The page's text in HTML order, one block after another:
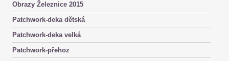
Obrazy Železnice 2015
Patchwork-deka dětská
Patchwork-deka velká
Patchwork-přehoz